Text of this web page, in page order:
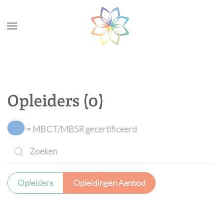
Skip to main content
Opleiders (0)
= MBCT/MBSR gecertificeerd
Opleiders Opleidingen Aanbod